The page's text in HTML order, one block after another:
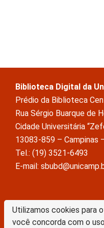
Utilizamos cookies para
você concorda com o
Biblioteca Digital da
Prédio da Biblioteca
Rua Sérgio Buarque de
Cidade Universitária
13083-859 – Campinas
Tel.: (19) 3521-6493
E-mail:
A Biblioteca Digital da
Atribuição Sem Derivações